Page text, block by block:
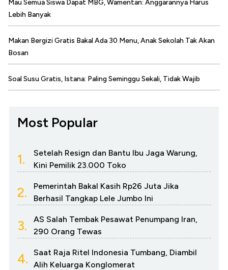
Mau Semua Siswa Dapat MBG, Wamentan: Anggarannya Harus
Lebih Banyak
Makan Bergizi Gratis Bakal Ada 30 Menu, Anak Sekolah Tak Akan
Bosan
Soal Susu Gratis, Istana: Paling Seminggu Sekali, Tidak Wajib
Most Popular
1.
Setelah Resign dan Bantu Ibu Jaga Warung,
Kini Pemilik 23.000 Toko
2.
Pemerintah Bakal Kasih Rp26 Juta Jika
Berhasil Tangkap Lele Jumbo Ini
3.
AS Salah Tembak Pesawat Penumpang Iran,
290 Orang Tewas
4.
Saat Raja Ritel Indonesia Tumbang, Diambil
Alih Keluarga Konglomerat